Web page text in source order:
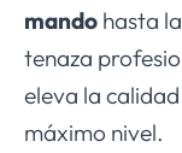
mando hasta
tenaza
eleva la
máximo nivel.